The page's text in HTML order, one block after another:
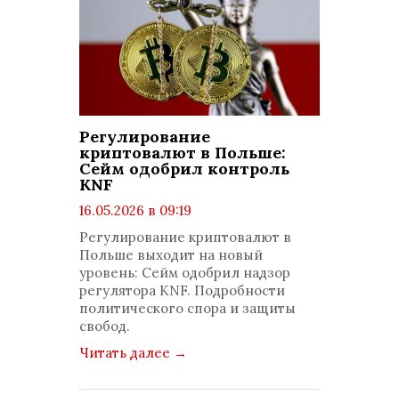
Регулирование
криптовалют в Польше:
Сейм одобрил контроль
KNF
16.05.2026 в 09:19
комментариев: 0
Регулирование криптовалют в
Польше выходит на новый
уровень: Сейм одобрил надзор
регулятора KNF. Подробности
политического спора и защиты
свобод.
Читать далее →